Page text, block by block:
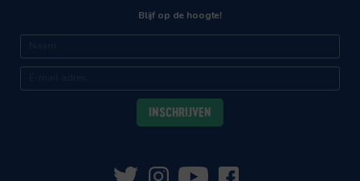
Blijf op de hoogte!